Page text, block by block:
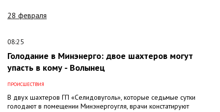
28 февраля
08:25
Голодание в Минэнерго: двое шахтеров могут
упасть в кому - Волынец
ПРОИСШЕСТВИЯ
В двух шахтеров ГП «Селидовуголь», которые седьмые сутки
голодают в помещении Минэнергоугля, врачи констатируют